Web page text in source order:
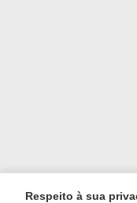
Respeito à sua